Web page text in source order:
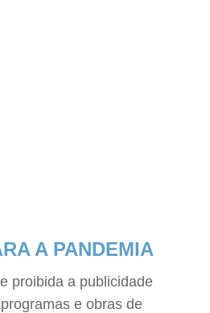
A PANDEMIA
proibida a publicidade
e obras de